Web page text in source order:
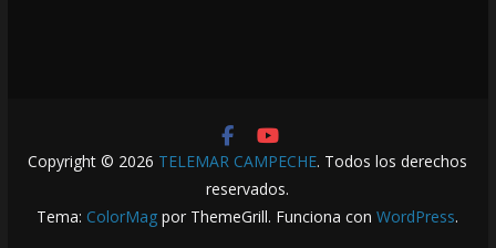
Copyright © 2026 TELEMAR CAMPECHE. Todos los derechos
reservados.
Tema: ColorMag por ThemeGrill. Funciona conWordPress.